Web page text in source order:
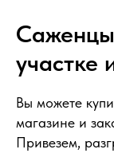
участке
Вы можете
магазине и
Привезем,